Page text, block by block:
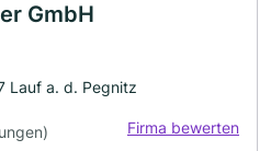
GmbH
Lauf a. d. Pegnitz
Firma bewerten